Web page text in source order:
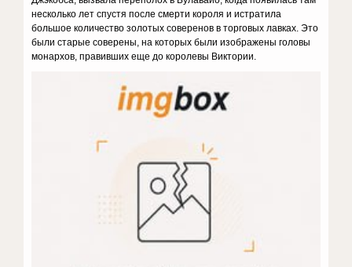
несколько лет спустя после смерти короля и истратила
большое количество золотых сове­ренов в торговых лавках. Это
были старые соверены, на которых были изображены головы
монархов, пра­вивших еще до королевы Виктории.